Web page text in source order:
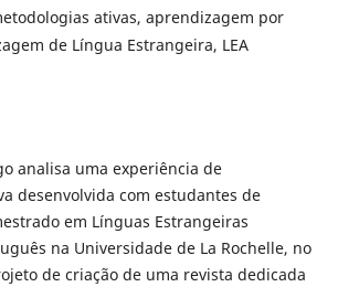
ativas, aprendizagem por
de Língua Estrangeira, LEA
analisa uma experiência de
desenvolvida com estudantes de
em Línguas Estrangeiras
na Universidade de La Rochelle, no
de criação de uma revista dedicada